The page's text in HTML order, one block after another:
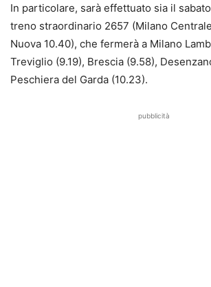
In particolare, sarà effettuato sia il
treno straordinario 2657 (Milano
Nuova 10.40), che fermerà a Milano
Treviglio (9.19), Brescia (9.58),
Peschiera del Garda (10.23).
pubblicità